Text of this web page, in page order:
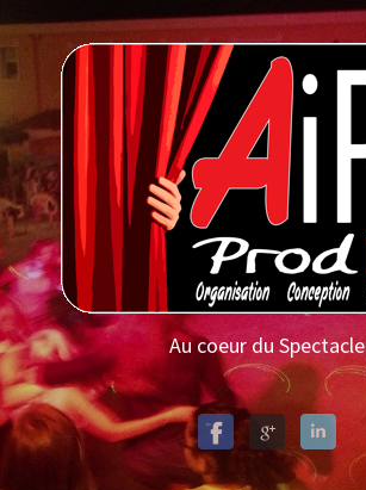
Au coeur du Spectacle